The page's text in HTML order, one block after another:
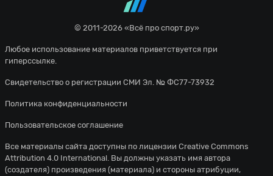
© 2011-2026 «Всё про спорт.ру»
Любое использование материалов приветствуется при
гиперссылке.
Свидетельство о регистрации СМИ Эл. № ФС77-73932
Политика конфиденциальности
Пользовательское соглашение
Все материалы сайта доступны по лицензии Creative Commons
Attribution 4.0 International. Вы должны указать имя автора
(создателя) произведения (материала) и стороны атрибуции,